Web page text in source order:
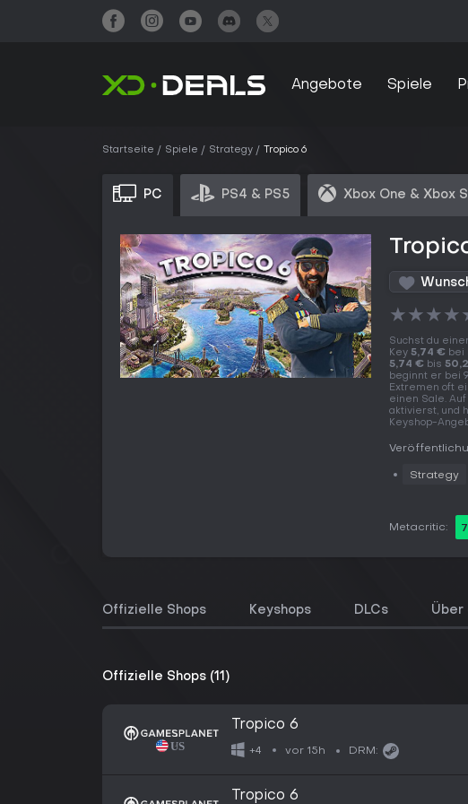
Angebote Spiele
Startseite Spiele Strategy Tropico 6
PC PS4 & PS5 Xbox One & Xbox
★★★★
Suchst du
Key 5,74 € bei
5,74 € bis
beginnt er bei
Extremen oft
einen Sale.
aktivierst, und
Keyshop-
Strategy
Metacritic:
Offizielle Shops Keyshops DLCs Über
Offizielle Shops (11)
Tropico 6
+4 vor 15h DRM:
Tropico 6